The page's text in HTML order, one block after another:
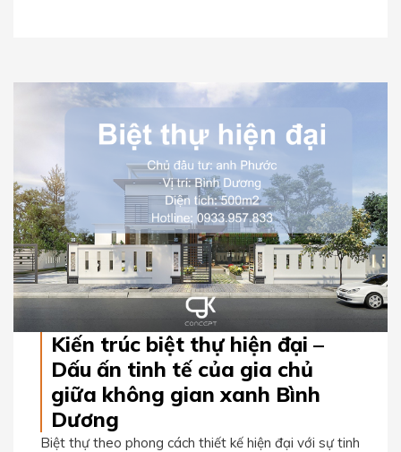
Kiến trúc biệt thự hiện đại –
Dấu ấn tinh tế của gia chủ
giữa không gian xanh Bình
Dương
Biệt thự theo phong cách thiết kế hiện đại với sự tinh